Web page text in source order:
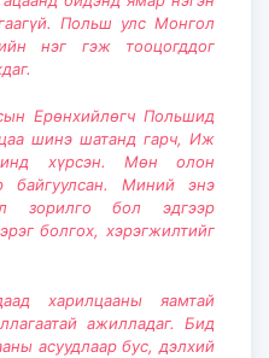
Польш улс Монгол
нэг гэж тооцогддог
Ерөнхийлөгч Польшид
шинэ шатанд гарч, Иж
хүрсэн. Мөн олон
байгуулсан. Миний энэ
зорилго бол эдгээр
болгох, хэрэгжилтийг
харилцааны яамтай
ажилладаг. Бид
асуудлаар бус, дэлхий